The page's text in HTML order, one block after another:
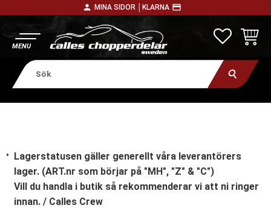
person MINA SIDOR │ KLARNA payment
Lagerstatusen gäller generellt våra leverantörers
lager. (ART.nr som börjar på "MH", "Z" & "C")
Vill du handla i butik så rekommenderar vi att ni ringer
innan. / Calles Crew